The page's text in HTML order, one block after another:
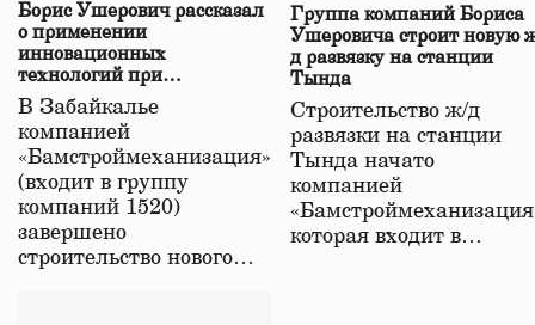
Борис Ушерович рассказал
о применении
инновационных
технологий при
строительстве нового моста
в Забайкалье
В Забайкалье
компанией
«Бамстроймеханизация»
(входит в группу
компаний 1520)
завершено
строительство нового…
Группа компаний Бориса
Ушеровича строит новую
д развязку на станции
Тында
Строительство ж/д
развязки на станции
Тында начато
компанией
которая входит в…